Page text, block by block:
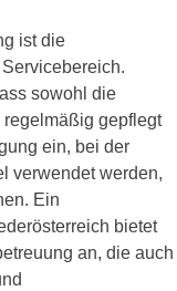
ist die
sowohl die
regelmäßig gepflegt
ein, bei der
verwendet werden,
Ein
bietet
an, die auch